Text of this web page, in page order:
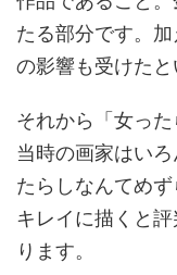
たる部分です。加
の影響も受けたと
それから「女った
当時の画家はい
たらしなんてめ
キレイに描くと
ります。